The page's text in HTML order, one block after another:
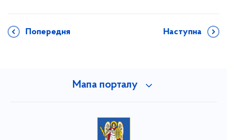
Попередня Наступна
Мапа порталу